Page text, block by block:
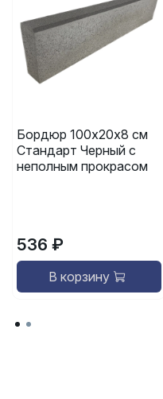
Бордюр 100х20х8 см
Стандарт Черный с
неполным прокрасом
536 ₽
В корзину